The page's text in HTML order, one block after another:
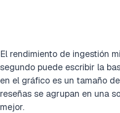
El rendimiento de ingestión
segundo puede escribir la
en el gráfico es un tamaño
reseñas se agrupan en una
mejor.